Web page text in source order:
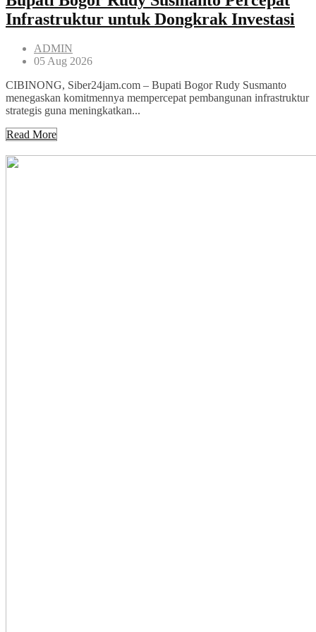
Infrastruktur untuk Dongkrak Investasi
ADMIN
05 Aug 2026
CIBINONG, Siber24jam.com – Bupati Bogor Rudy Susmanto
menegaskan komitmennya mempercepat pembangunan infrastruktur
strategis guna meningkatkan...
Read More